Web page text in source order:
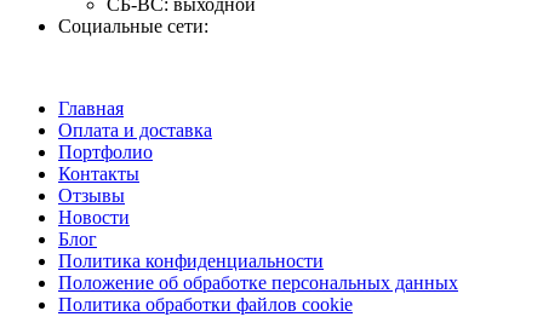
СБ-ВС: выходной
Социальные сети:
Главная
Оплата и доставка
Портфолио
Контакты
Отзывы
Новости
Блог
Политика конфиденциальности
Положение об обработке персональных данных
Политика обработки файлов cookie